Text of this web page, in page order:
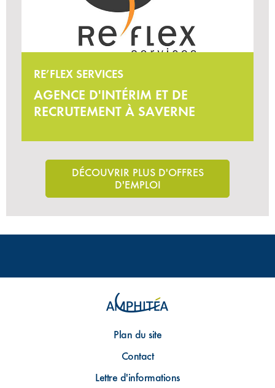
RE’FLEX SERVICES
AGENCE D'INTÉRIM ET DE
RECRUTEMENT À SAVERNE
DÉCOUVRIR PLUS D'OFFRES
D'EMPLOI
Plan du site
Contact
Lettre d'informations